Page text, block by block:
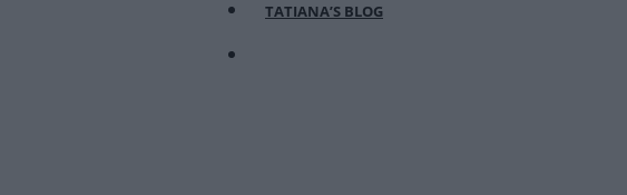
TATIANA’S BLOG